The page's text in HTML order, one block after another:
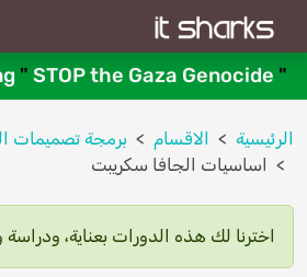
" STOP the Gaza Genocide "
الرئيسية الاقسام
برمجة تصميمات
اساسيات الجافا سكريبت
اخترنا لك هذه الدورات بعناية،